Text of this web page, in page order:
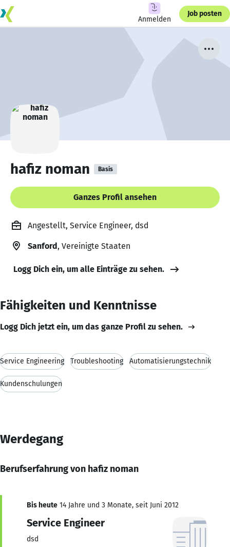
Anmelden
Job posten
hafiz noman Basis
Ganzes Profil ansehen
Angestellt, Service Engineer, dsd
Sanford, Vereinigte Staaten
Logg Dich ein, um alle Einträge zu sehen.
Fähigkeiten und Kenntnisse
Logg Dich jetzt ein, um das ganze Profil zu sehen.
Service Engineering Troubleshooting Automatisierungstechnik
Kundenschulungen
Werdegang
Berufserfahrung von hafiz noman
Bis heute 14 Jahre und 3 Monate, seit Juni 2012
Service Engineer
dsd